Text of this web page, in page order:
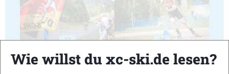
23 24
Wie willst du xc-ski.de lesen?